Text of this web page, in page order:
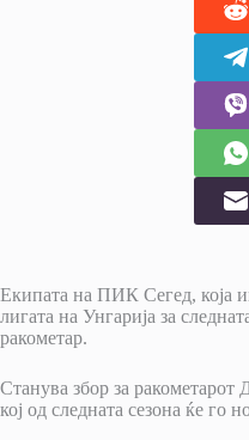
Екипата на ПИК Сегед, која
лигата на Унгарија за
ракометар.
Станува збор за
кој од следната сезона ќе го